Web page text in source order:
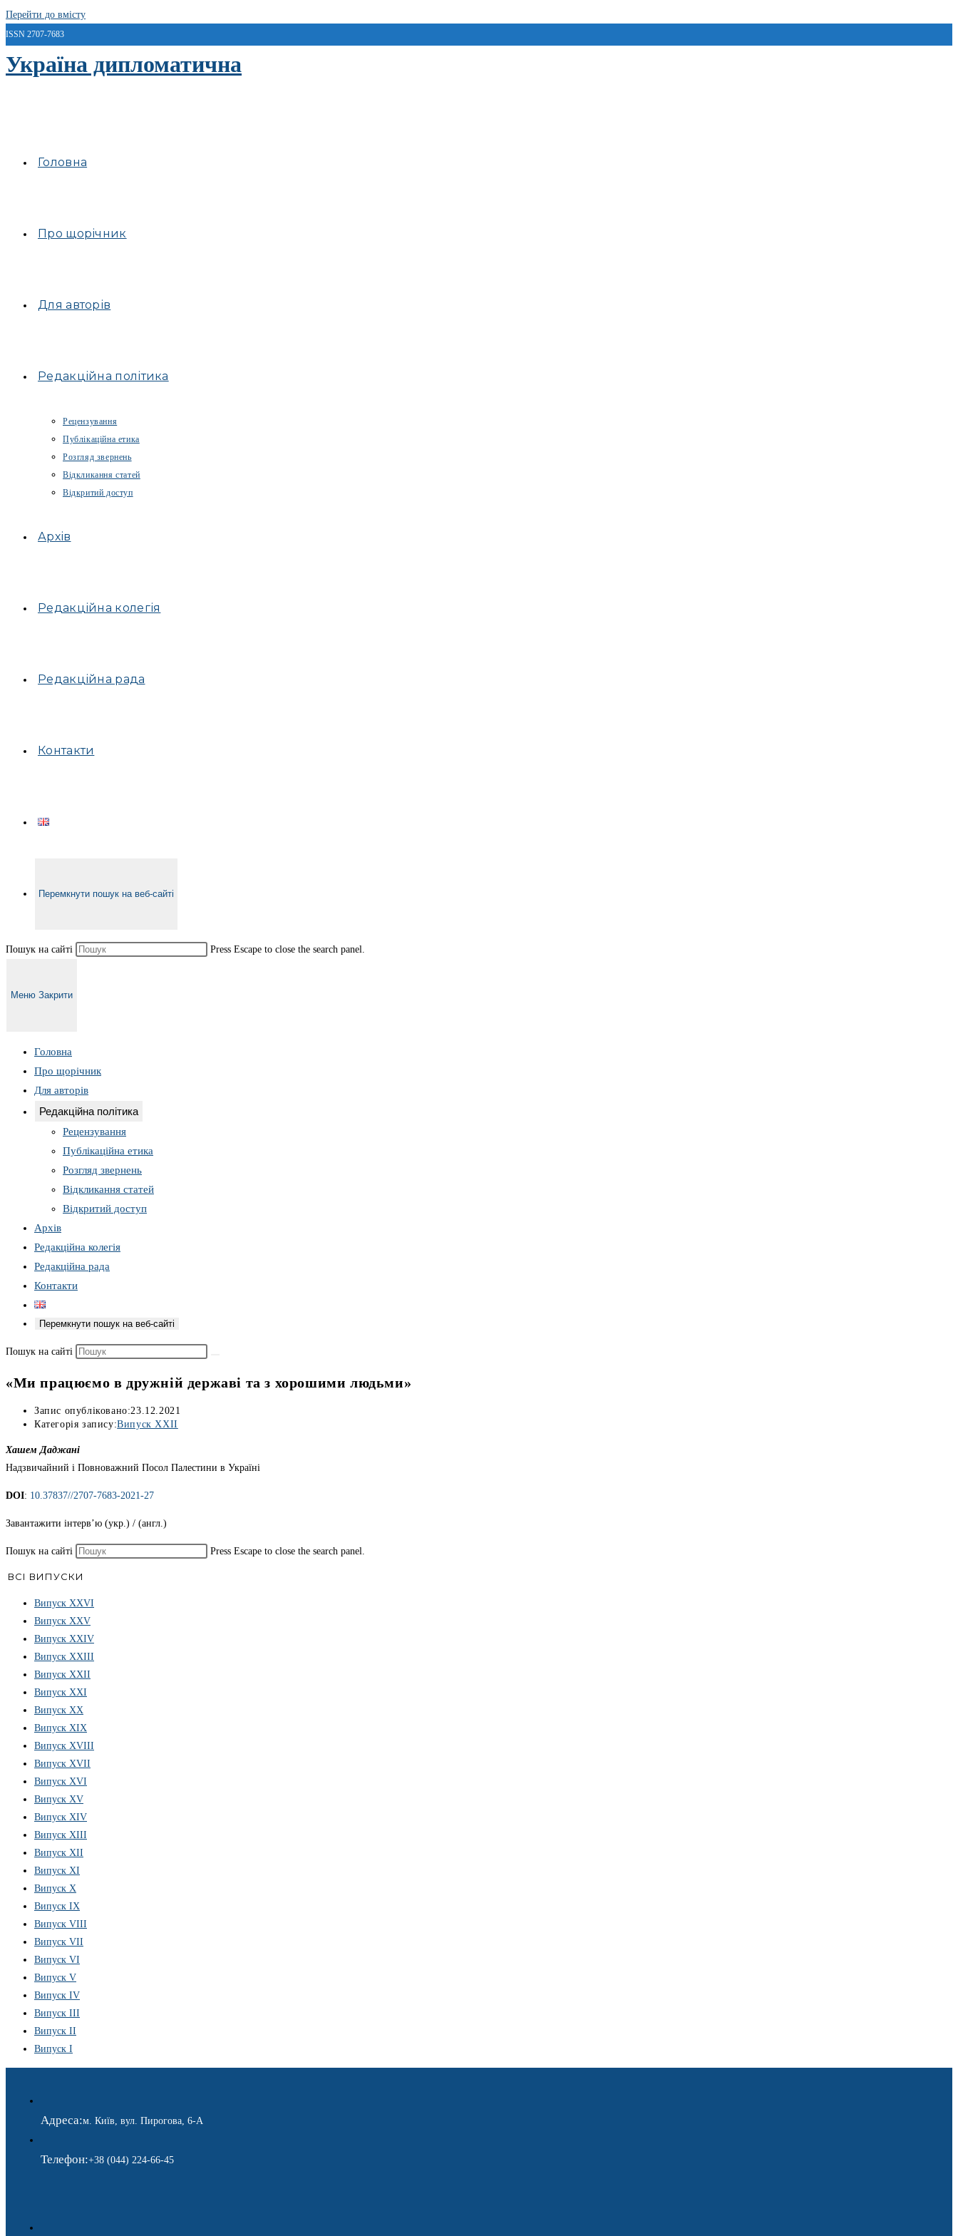
Перейти до вмісту
ISSN 2707-7683
Україна дипломатична
Головна
Про щорічник
Для авторів
Редакційна політика
Рецензування
Публікаційна етика
Розгляд звернень
Відкликання статей
Відкритий доступ
Архів
Редакційна колегія
Редакційна рада
Контакти
Перемкнути пошук на веб-сайті
Пошук на сайті Press Escape to close the search panel.
Меню Закрити
Головна
Про щорічник
Для авторів
Редакційна політика
Рецензування
Публікаційна етика
Розгляд звернень
Відкликання статей
Відкритий доступ
Архів
Редакційна колегія
Редакційна рада
Контакти
Перемкнути пошук на веб-сайті
Пошук на сайті
«Ми працюємо в дружній державі та з хорошими людьми»
Запис опубліковано:23.12.2021
Категорія запису:Випуск XXII
Хашем Даджані
Надзвичайний і Повноважний Посол Палестини в Україні
DOI: 10.37837//2707-7683-2021-27
Завантажити інтерв’ю (укр.) / (англ.)
Пошук на сайті Press Escape to close the search panel.
ВСІ ВИПУСКИ
Випуск ХХVІ
Випуск XXV
Випуск XXIV
Випуск XXIII
Випуск XXII
Випуск XXI
Випуск XX
Випуск XIX
Випуск XVIII
Випуск XVII
Випуск XVI
Випуск XV
Випуск XIV
Випуск XIII
Випуск XII
Випуск XI
Випуск X
Випуск IX
Випуск VIII
Випуск VII
Випуск VI
Випуск V
Випуск IV
Випуск III
Випуск II
Випуск I
Адреса:м. Київ, вул. Пирогова, 6-А
Телефон:+38 (044) 224-66-45